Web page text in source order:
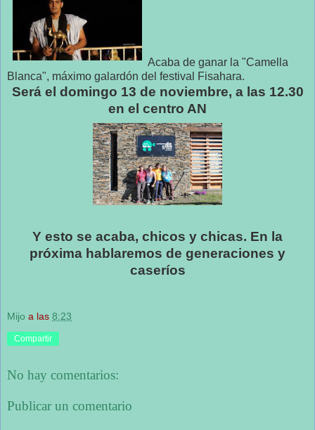
Acaba de ganar la "Camella
Blanca", máximo galardón del festival Fisahara.
Será el domingo 13 de noviembre, a las 12.30
en el centro AN
Y esto se acaba, chicos y chicas. En la
próxima hablaremos de generaciones y
caseríos
Mijo a las 8:23
Compartir
No hay comentarios:
Publicar un comentario